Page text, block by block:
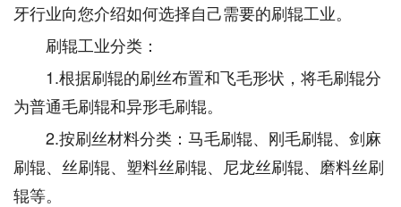
牙行业向您介绍如何选择自己需要的刷辊工业。
刷辊工业分类：
1.根据刷辊的刷丝布置和飞毛形状，将毛刷辊分
为普通毛刷辊和异形毛刷辊。
2.按刷丝材料分类：马毛刷辊、刚毛刷辊、剑麻
刷辊、丝刷辊、塑料丝刷辊、尼龙丝刷辊、磨料丝刷
辊等。